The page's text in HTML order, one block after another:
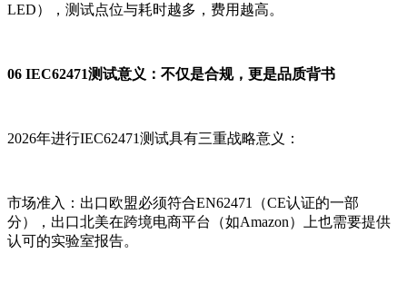
LED），测试点位与耗时越多，费用越高。
06 IEC62471测试意义：不仅是合规，更是品质背书
2026年进行IEC62471测试具有三重战略意义：
市场准入：出口欧盟必须符合EN62471（CE认证的一部
分），出口北美在跨境电商平台（如Amazon）上也需要提供
认可的实验室报告。